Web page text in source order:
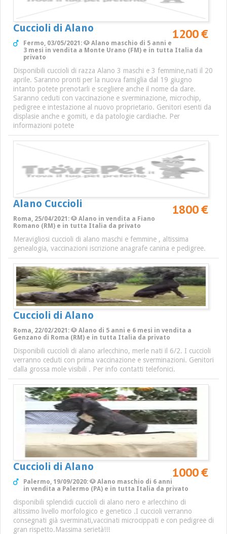
Cuccioli di Alano 1200 €
Fermo, 03/05/2021: 🐶 Alano maschio di 5 anni e
3 mesi in vendita a Monte Urano (FM) e in tutta Italia da
privato
Disponibili cuccioli di razza Alano 3 maschi e 3 femmine,nati il 20
aprile. Saranno pronti per la nuova famiglia dal 19 giugno
intanto potete prenotarli e scegliere anche il nome da dare.
Saranno ceduti con vaccinazione e sverminazione, microchip,
pedigree e intestazione al nuovo proprietario. Genitori esenti da
displasie anche e gomiti, e da patologie cardiache. Per
informazioni potete
Alano Cuccioli 1800 €
Roma, 25/04/2021: 🐶 Alano in vendita a Fiano
Romano (RM) e in tutta Italia da privato
Meravigliosi cuccioli di alano maschi e femmine , altissima
genealogia, vaccinazioni iscrizione anagrafe canina e pedigree.
Cuccioli di Alano
Roma, 22/02/2021: 🐶 Alano di 5 anni e 6 mesi in vendita a
Genzano di Roma (RM) e in tutta Italia da privato
Disponibili cuccioli di alano arlecchino, merle nati il 6/2. I cuccioli
verranno ceduti con prima vaccinazione e sverminazioni. Genitori
dalla grossa mole visibili . Per info contatti telefonici.
Cuccioli di Alano 1000 €
Palermo, 19/09/2020: 🐶 Alano maschio di 6 anni
in vendita a Palermo (PA) e in tutta Italia da privato
disponibili splendidi cuccioli di alano nero e arlecchino di
altissimo livello morfologico e genetico .I cuccioli verranno
consegnati già sverminati,vaccinati microcippati e con pedigree di
gran rispetto.Massima serietà!!!